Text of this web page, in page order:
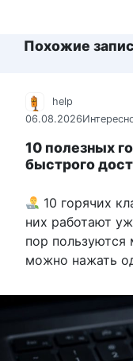
Похожие
help
06.08.2026
10 полезных
быстрого
10 горячих
них работают
пор
можно нажать